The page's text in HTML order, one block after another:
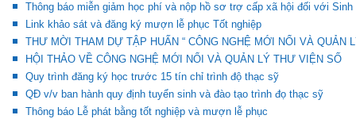
Thông báo miễn giảm học phí và nộp hồ sơ trợ cấp xã hội đối với Sinh
Link khảo sát và đăng ký mượn lễ phục Tốt nghiệp
THƯ MỜI THAM DỰ TẬP HUẤN “ CÔNG NGHỆ MỚI NỔI VÀ QUẢN
HỘI THẢO VỀ CÔNG NGHỆ MỚI NỔI VÀ QUẢN LÝ THƯ VIỆN SỐ
Quy trình đăng ký học trước 15 tín chỉ trình độ thạc sỹ
QĐ v/v ban hành quy định tuyển sinh và đào tạo trình đọ thạc sỹ
Thông báo Lễ phát bằng tốt nghiệp và mượn lễ phục